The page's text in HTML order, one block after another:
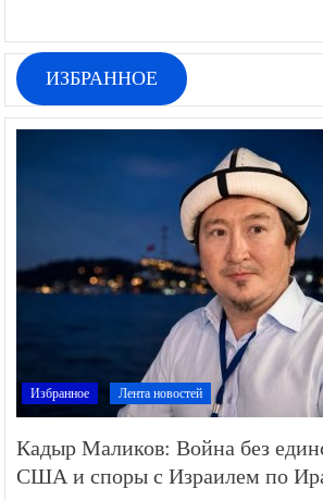
ИЗБРАННОЕ
Избранное Лента новостей
Кадыр Маликов: Война без
США и споры с Израилем по